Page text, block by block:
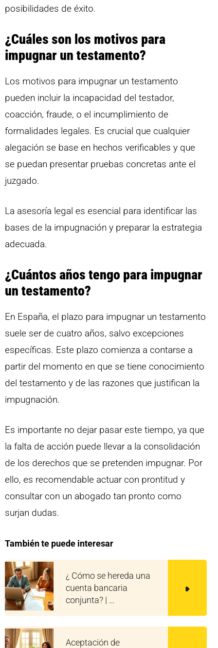
posibilidades de éxito.
¿Cuáles son los motivos para
impugnar un testamento?
Los motivos para impugnar un testamento
pueden incluir la incapacidad del testador,
coacción, fraude, o el incumplimiento de
formalidades legales. Es crucial que cualquier
alegación se base en hechos verificables y que
se puedan presentar pruebas concretas ante el
juzgado.
La asesoría legal es esencial para identificar las
bases de la impugnación y preparar la estrategia
adecuada.
¿Cuántos años tengo para impugnar
un testamento?
En España, el plazo para impugnar un testamento
suele ser de cuatro años, salvo excepciones
específicas. Este plazo comienza a contarse a
partir del momento en que se tiene conocimiento
del testamento y de las razones que justifican la
impugnación.
Es importante no dejar pasar este tiempo, ya que
la falta de acción puede llevar a la consolidación
de los derechos que se pretenden impugnar. Por
ello, es recomendable actuar con prontitud y
consultar con un abogado tan pronto como
surjan dudas.
También te puede interesar
¿ Cómo se hereda una
cuenta bancaria
conjunta? | …
Aceptación de